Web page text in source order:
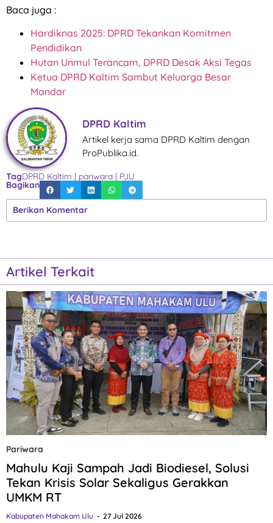
Baca juga :
Hardiknas 2025: DPRD Tekankan Komitmen
Pendidikan
Hutan Unmul Terancam, DPRD Desak Aksi Tegas
Ketua DPRD Kaltim Sambut Keluarga Besar
Mandar
DPRD Kaltim
Artikel kerja sama DPRD Kaltim dengan
ProPublika.id.
TagDPRD Kaltim pariwara PJU
Bagikan
Berikan Komentar
Artikel Terkait
Pariwara
Mahulu Kaji Sampah Jadi Biodiesel, Solusi
Tekan Krisis Solar Sekaligus Gerakkan
UMKM RT
Kabupaten Mahakam Ulu 27 Jul 2026